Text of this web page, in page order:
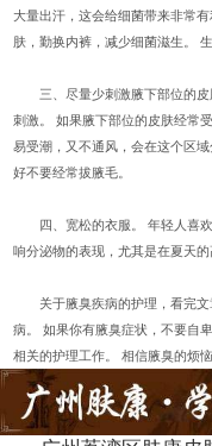
大量出汗，这会给细菌带来非常
肤，勤换内裤，减少细菌滋生。 生
三、尽量少刺激腋下部位的皮
刺激。 如果腋下部位的皮肤经常
易受潮，又不通风，会在这个区
好不要经常拔腋毛。
四、宽松的衣服。 年轻人喜欢
响分泌物的表现，尤其是在夏天
关于腋臭疾病的护理，看完文
病。 如果你有腋臭症状，不要自
相关的护理工作。 相信腋臭的烦